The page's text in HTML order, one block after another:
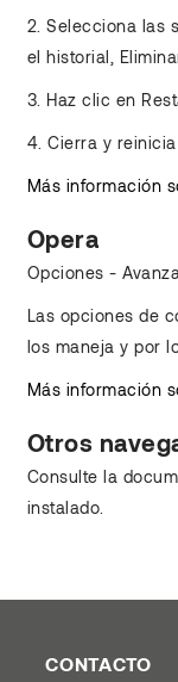
2. Selecciona las
el historial,
3. Haz clic en
4. Cierra y
Más información
Opera
Opciones -
Las opciones de
los maneja y por
Más información
Otros
Consulte la
instalado.
CONTACTO